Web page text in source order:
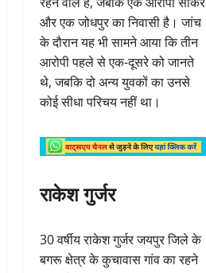
और एक जोधपुर का निवासी है। जांच
के दौरान यह भी सामने आया कि तीन
आरोपी पहले से एक-दूसरे को जानते
थे, जबकि दो अन्य युवकों का उनसे
कोई सीधा परिचय नहीं था।
राकेश गुर्जर
30 वर्षीय राकेश गुर्जर जयपुर जिले के
बगरू क्षेत्र के कुचावास गांव का रहने